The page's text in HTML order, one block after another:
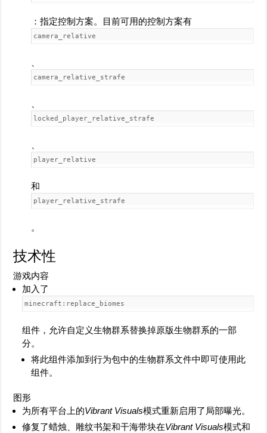
：指定控制方案。目前可用的控制方案有
camera_relative
camera_relative_strafe
locked_player_relative_strafe
player_relative
和
player_relative_strafe
。
技术性
游戏内容
加入了
minecraft:replace_biomes
组件，允许自定义生物群系替换掉原版生物群系的一部
分。
将此组件添加到行为包中的生物群系文件中即可使用此
组件。
图形
为所有平台上的Vibrant Visuals模式重新启用了局部曝光。
修复了蜡烛、雕纹书架和干海带块在Vibrant Visuals模式和